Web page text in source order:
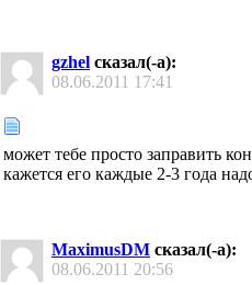
gzhel сказал(-а):
08.06.2011 17:41
может тебе просто заправить
кажется его каждые 2-3 года
MaximusDM сказал(-а):
08.06.2011 20:56